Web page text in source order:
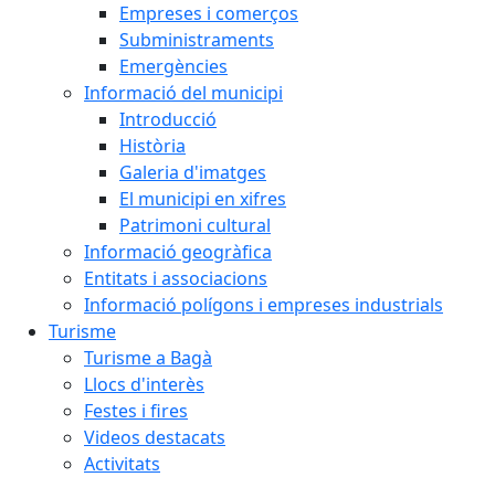
Empreses i comerços
Subministraments
Emergències
Informació del municipi
Introducció
Història
Galeria d'imatges
El municipi en xifres
Patrimoni cultural
Informació geogràfica
Entitats i associacions
Informació polígons i empreses industrials
Turisme
Turisme a Bagà
Llocs d'interès
Festes i fires
Videos destacats
Activitats